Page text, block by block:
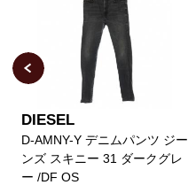
DIESEL
D-AMNY-Y デニムパンツ ジー
ンズ スキニー 31 ダークグレ
ー /DF OS